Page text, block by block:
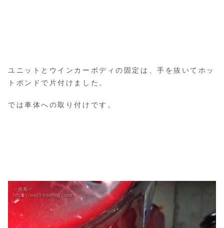
ユニットとウインカーボディの固定は、手を抜いてホッ
トボンドで片付けました。
では車体への取り付けです。